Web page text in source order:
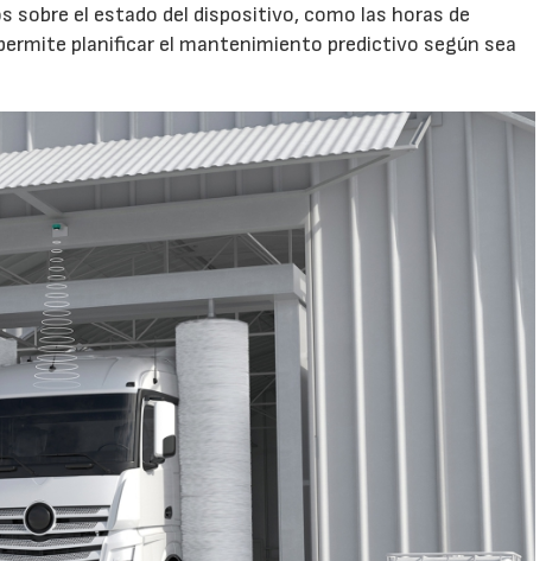
el estado del dispositivo, como las horas de
planificar el mantenimiento predictivo según sea
28/07/2026